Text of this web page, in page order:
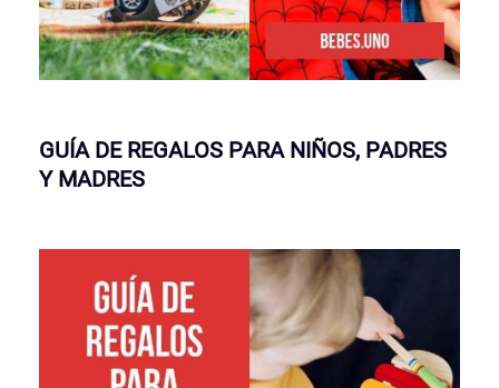
GUÍA DE REGALOS PARA NIÑOS, PADRES
Y MADRES